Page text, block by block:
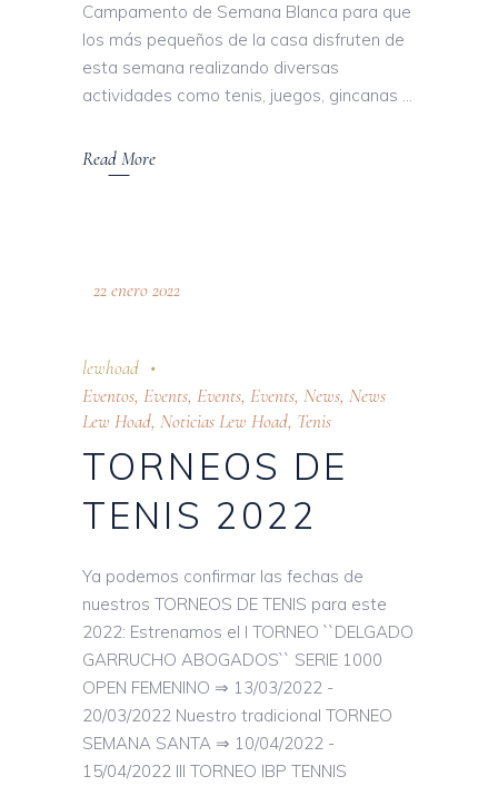
Campamento de Semana Blanca para que
los más pequeños de la casa disfruten de
esta semana realizando diversas
actividades como tenis, juegos, gincanas
Read More
22 enero 2022
lewhoad
Eventos, Events, Events, Events, News, News
Lew Hoad, Noticias Lew Hoad, Tenis
TORNEOS DE
TENIS 2022
Ya podemos confirmar las fechas de
nuestros TORNEOS DE TENIS para este
2022: Estrenamos el I TORNEO ``DELGADO
GARRUCHO ABOGADOS`` SERIE 1000
OPEN FEMENINO ⇒ 13/03/2022 -
20/03/2022 Nuestro tradicional TORNEO
SEMANA SANTA ⇒ 10/04/2022 -
15/04/2022 III TORNEO IBP TENNIS